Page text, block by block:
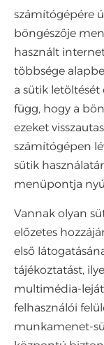
számítógépére
böngészője
használt
többsége
a sütik letöltését
függ, hogy a
ezeket
számítógépen
sütik
menüpontja
Vannak olyan
előzetes
első
tájékoztatást,
multimédia-
felhasználói
munkamenet-